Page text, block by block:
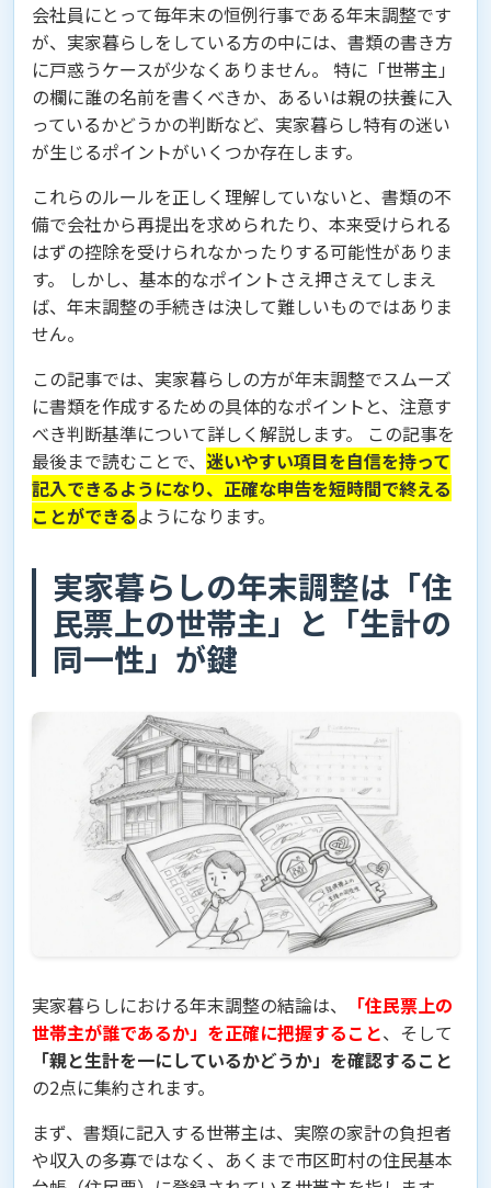
会社員にとって毎年末の恒例行事である年末調整です
が、実家暮らしをしている方の中には、書類の書き方
に戸惑うケースが少なくありません。 特に「世帯主」
の欄に誰の名前を書くべきか、あるいは親の扶養に入
っているかどうかの判断など、実家暮らし特有の迷い
が生じるポイントがいくつか存在します。
これらのルールを正しく理解していないと、書類の不
備で会社から再提出を求められたり、本来受けられる
はずの控除を受けられなかったりする可能性がありま
す。 しかし、基本的なポイントさえ押さえてしまえ
ば、年末調整の手続きは決して難しいものではありま
せん。
この記事では、実家暮らしの方が年末調整でスムーズ
に書類を作成するための具体的なポイントと、注意す
べき判断基準について詳しく解説します。 この記事を
最後まで読むことで、 迷いやすい項目を自信を持って
記入できるようになり、正確な申告を短時間で終える
ことができるようになります。
実家暮らしの年末調整は「住
民票上の世帯主」と「生計の
同一性」が鍵
実家暮らしにおける年末調整の結論は、
「住民票上の
世帯主が誰であるか」を正確に把握すること、そして
「親と生計を一にしているかどうか」を確認すること
の2点に集約されます。
まず、書類に記入する世帯主は、実際の家計の負担者
や収入の多寡ではなく、あくまで市区町村の住民基本